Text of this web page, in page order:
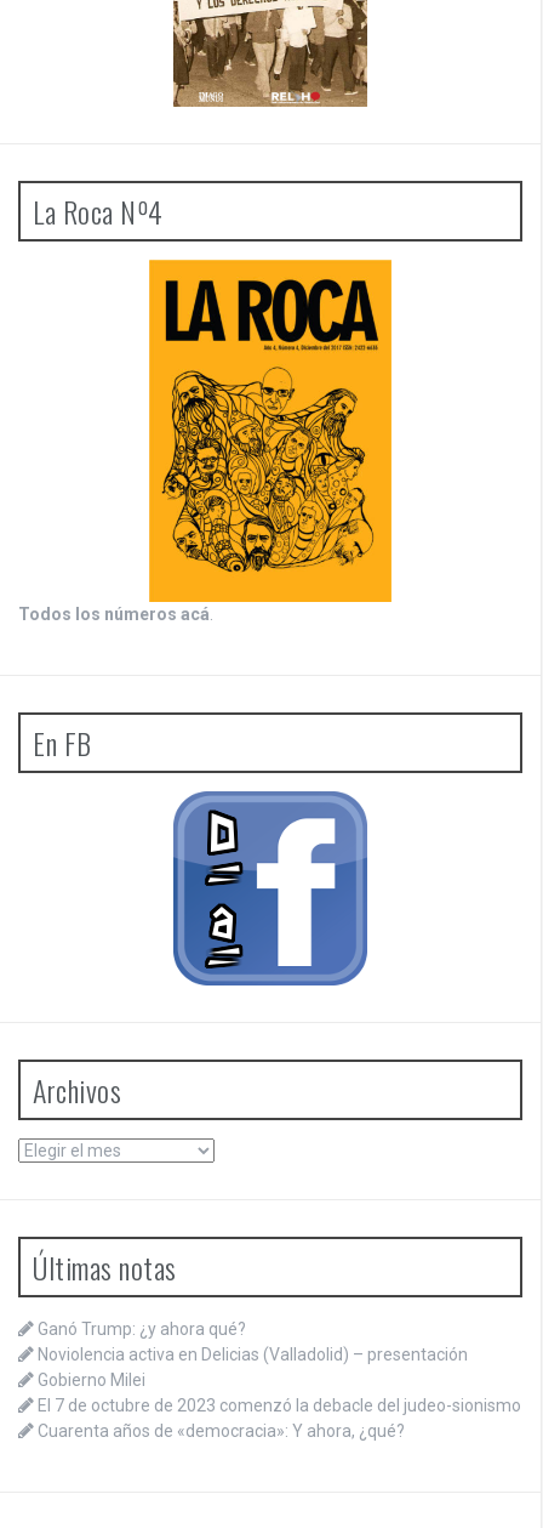
La Roca Nº4
Todos los números acá.
En FB
Archivos
Archivos
Últimas notas
Ganó Trump: ¿y ahora qué?
Noviolencia activa en Delicias (Valladolid) – presentación
Gobierno Milei
El 7 de octubre de 2023 comenzó la debacle del judeo-sionismo
Cuarenta años de «democracia»: Y ahora, ¿qué?